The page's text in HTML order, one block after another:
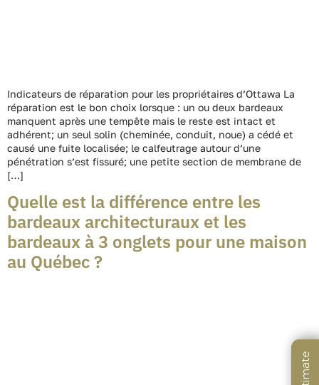
Indicateurs de réparation pour les propriétaires d’Ottawa La
réparation est le bon choix lorsque : un ou deux bardeaux
manquent après une tempête mais le reste est intact et
adhérent; un seul solin (cheminée, conduit, noue) a cédé et
causé une fuite localisée; le calfeutrage autour d’une
pénétration s’est fissuré; une petite section de membrane de
[…]
Quelle est la différence entre les
bardeaux architecturaux et les
bardeaux à 3 onglets pour une maison
au Québec ?